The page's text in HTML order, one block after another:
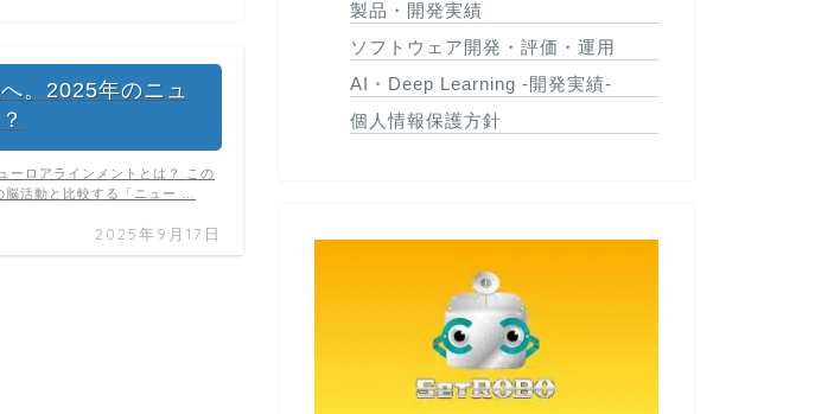
。2025年のニュ
2025年9月17日
ーロアラインメントとは？ この
活動と比較する「ニュー …
製品・開発実績
ソフトウェア開発・評価・運用
AI・Deep Learning -開発実績-
個人情報保護方針